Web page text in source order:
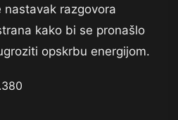
nastavak razgovora
kako bi se pronašlo
opskrbu energijom.